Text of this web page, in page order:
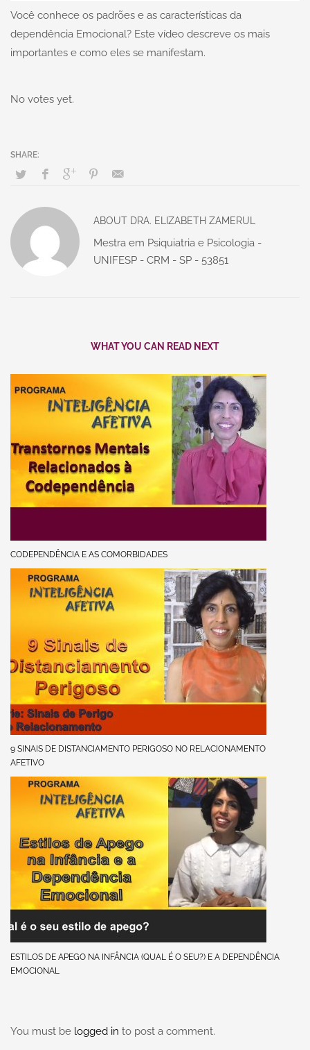
Você conhece os padrões e as características da
dependência Emocional? Este vídeo descreve os mais
importantes e como eles se manifestam.
No votes yet.
ABOUT DRA. ELIZABETH ZAMERUL
Mestra em Psiquiatria e Psicologia -
UNIFESP - CRM - SP - 53851
WHAT YOU CAN READ NEXT
CODEPENDÊNCIA E AS COMORBIDADES
9 SINAIS DE DISTANCIAMENTO PERIGOSO NO RELACIONAMENTO
AFETIVO
ESTILOS DE APEGO NA INFÂNCIA (QUAL É O SEU?) E A DEPENDÊNCIA
EMOCIONAL
You must be logged in to post a comment.